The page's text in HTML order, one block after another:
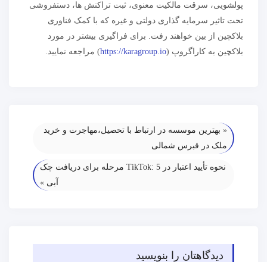
پولشویی، سرقت مالکیت معنوی، ثبت تراکنش ها، دستفروشی
تحت تاثیر سرمایه گذاری دولتی و غیره که با کمک فناوری
بلاکچین از بین خواهند رفت. برای فراگیری بیشتر در مورد
بلاکچین به کاراگروپ (https://karagroup.io) مراجعه نمایید.
« بهترین موسسه در ارتباط با تحصیل،مهاجرت و خرید
ملک در قبرس شمالی
نحوه تأیید اعتبار در TikTok: 5 مرحله برای دریافت چک
آبی »
دیدگاهتان را بنویسید